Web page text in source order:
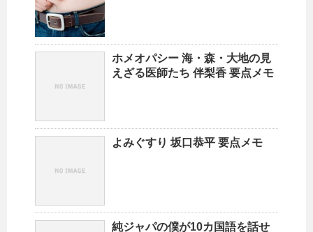
ホメオパシー 海・森・大地の見
えざる医師たち 伴梨香 要点メモ
よみぐすり 坂口恭平 要点メモ
純ジャパの僕が10カ国語を話せ